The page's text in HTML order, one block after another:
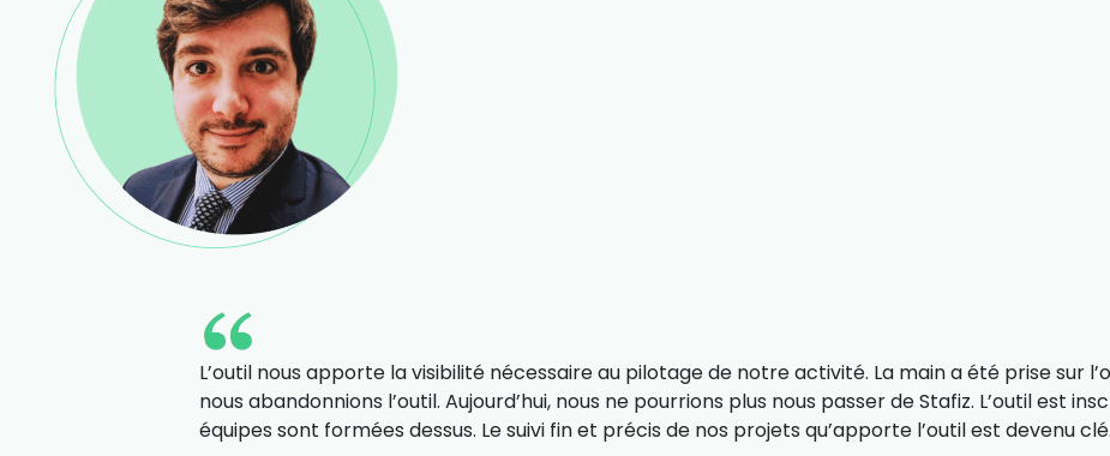
L’outil nous apporte la visibilité nécessaire au pilotage de notre activité. La main a été prise sur
nous abandonnions l’outil. Aujourd’hui, nous ne pourrions plus nous passer de Stafiz. L’outil est
équipes sont formées dessus. Le suivi fin et précis de nos projets qu’apporte l’outil est devenu clé.